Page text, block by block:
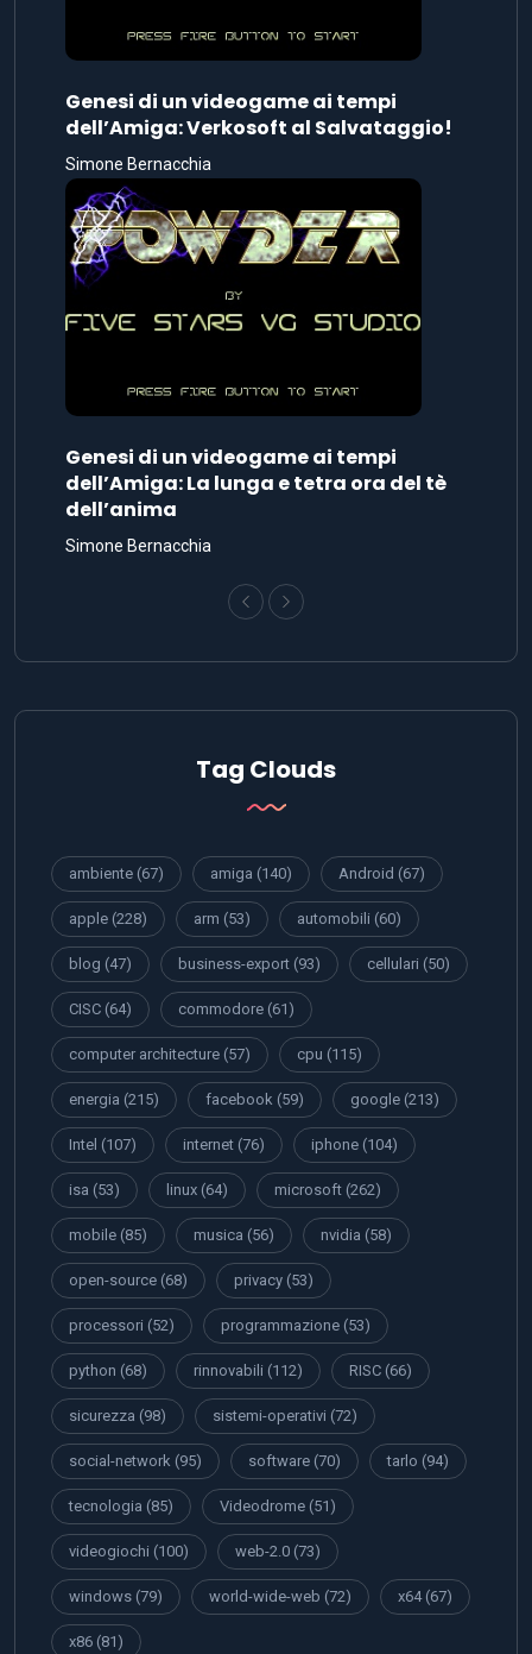
Genesi di un videogame ai tempi
dell’Amiga: Verkosoft al Salvataggio!
Simone Bernacchia
Genesi di un videogame ai tempi
dell’Amiga: La lunga e tetra ora del tè
dell’anima
Simone Bernacchia
Tag Clouds
ambiente (67) amiga (140) Android (67)
apple (228) arm (53) automobili (60)
blog (47) business-export (93) cellulari (50)
CISC (64) commodore (61)
computer architecture (57) cpu (115)
energia (215) facebook (59) google (213)
Intel (107) internet (76) iphone (104)
isa (53) linux (64) microsoft (262)
mobile (85) musica (56) nvidia (58)
open-source (68) privacy (53)
processori (52) programmazione (53)
python (68) rinnovabili (112) RISC (66)
sicurezza (98) sistemi-operativi (72)
social-network (95) software (70) tarlo (94)
tecnologia (85) Videodrome (51)
videogiochi (100) web-2.0 (73)
windows (79) world-wide-web (72) x64(67)
x86 (81)